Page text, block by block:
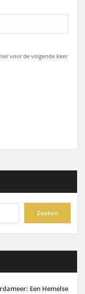
voor de volgende keer
Zoeken
Een Hemelse